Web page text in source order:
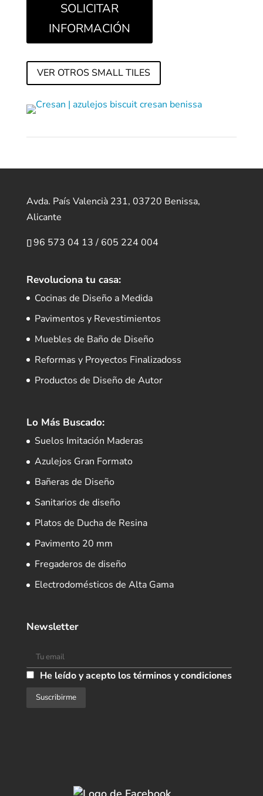
SOLICITAR
INFORMACIÓN
VER OTROS SMALL TILES
Avda. País Valencià 231, 03720 Benissa,
Alicante
96 573 04 13/ 605 224 004
Revoluciona tu casa:
Cocinas de Diseño a Medida
Pavimentos y Revestimientos
Muebles de Baño de Diseño
Reformas y Proyectos Finalizadoss
Productos de Diseño de Autor
Lo Más Buscado:
Suelos Imitación Maderas
Azulejos Gran Formato
Bañeras de Diseño
Sanitarios de diseño
Platos de Ducha de Resina
Pavimento 20 mm
Fregaderos de diseño
Electrodomésticos de Alta Gama
Newsletter
He leído y acepto los términos y condiciones